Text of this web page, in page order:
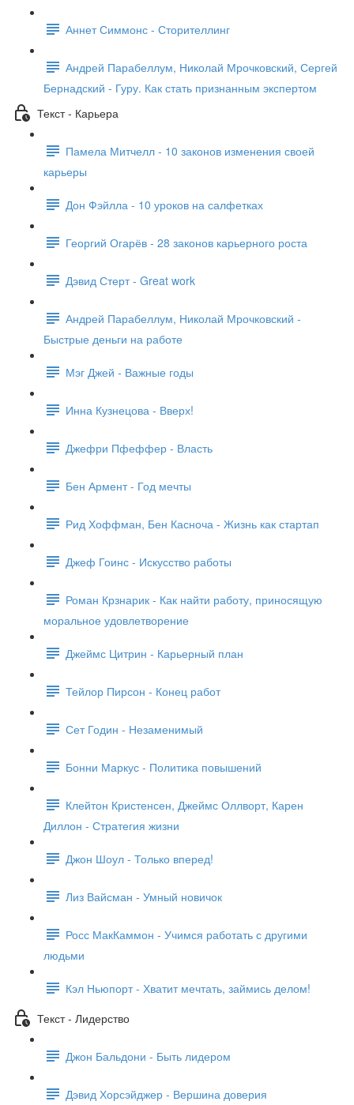
Аннет Симмонс - Сторителлинг
Андрей Парабеллум, Николай Мрочковский, Сергей
Бернадский - Гуру. Как стать признанным экспертом
Текст - Карьера
Памела Митчелл - 10 законов изменения своей
карьеры
Дон Фэйлла - 10 уроков на салфетках
Георгий Огарёв - 28 законов карьерного роста
Дэвид Стерт - Great work
Андрей Парабеллум, Николай Мрочковский -
Быстрые деньги на работе
Мэг Джей - Важные годы
Инна Кузнецова - Вверх!
Джефри Пфеффер - Власть
Бен Армент - Год мечты
Рид Хоффман, Бен Касноча - Жизнь как стартап
Джеф Гоинс - Искусство работы
Роман Крзнарик - Как найти работу, приносящую
моральное удовлетворение
Джеймс Цитрин - Карьерный план
Тейлор Пирсон - Конец работ
Сет Годин - Незаменимый
Бонни Маркус - Политика повышений
Клейтон Кристенсен, Джеймс Оллворт, Карен
Диллон - Стратегия жизни
Джон Шоул - Только вперед!
Лиз Вайсман - Умный новичок
Росс МакКаммон - Учимся работать с другими
людьми
Кэл Ньюпорт - Хватит мечтать, займись делом!
Текст - Лидерство
Джон Бальдони - Быть лидером
Дэвид Хорсэйджер - Вершина доверия